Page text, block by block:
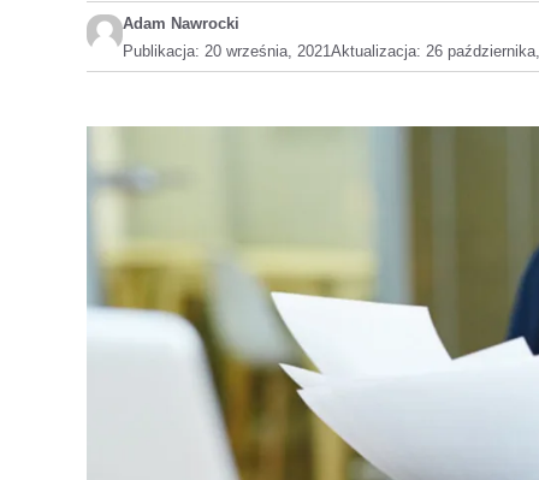
Adam Nawrocki
Publikacja: 20 września, 2021Aktualizacja: 26